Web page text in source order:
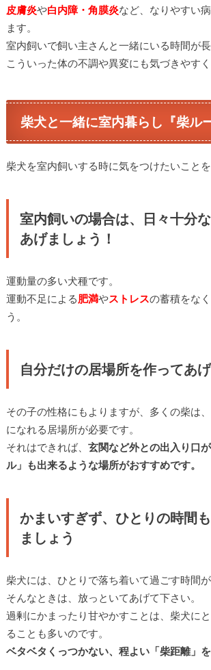
皮膚炎や白内障・角膜炎など、なりやすい
ます。
室内飼いで飼い主さんと一緒にいる時間が長
こういった体の不調や異変にも気づきやすく
柴犬と一緒に室内暮らし『柴ル
柴犬を室内飼いする時に気をつけたいことを
室内飼いの場合は、日々十分
あげましょう！
運動量の多い犬種です。
運動不足による肥満やストレスの蓄積をな
う。
自分だけの居場所を作ってあ
その子の性格にもよりますが、多くの柴は
になれる居場所が必要です。
それはできれば、 玄関など外との出入り口
ル」も出来るような場所がおすすめです。
かまいすぎず、ひとりの時間
ましょう
柴犬には、ひとりで落ち着いて過ごす時間が
そんなときは、放っといてあげて下さい。
過剰にかまったり甘やかすことは、柴犬に
ることも多いのです。
ベタベタくっつかない、程よい「柴距離」を